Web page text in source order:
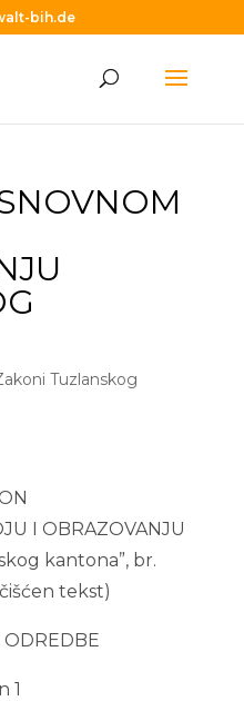
bih.de
Tuzlanskog
I OBRAZOVANJU
kantona”, br.
tekst)
ODREDBE
1